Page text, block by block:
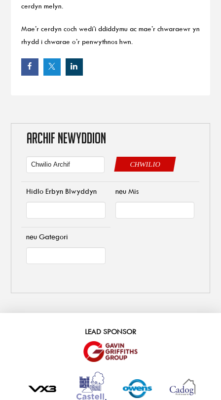
cerdyn melyn.
Mae’r cerdyn coch wedi’i ddiddymu ac mae’r chwaraewr yn
rhydd i chwarae o’r penwythnos hwn.
ARCHIF NEWYDDION
CHWILIO
Hidlo Erbyn Blwyddyn neu Mis
neu Gategori
LEAD SPONSOR